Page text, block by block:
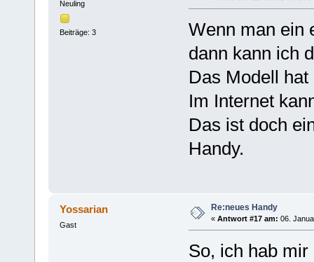
Neuling
Beiträge: 3
Wenn man ein
dann kann ich
Das Modell
Im Internet
Das ist doch
Handy.
Yossarian
Gast
Re:neues Handy
« Antwort #17 am: 06.
So, ich hab